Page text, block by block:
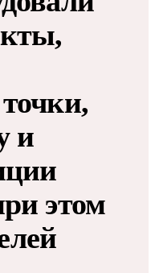
и
этом